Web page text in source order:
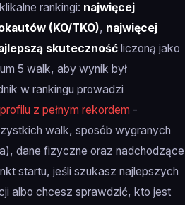
rankingi: najwięcej
(KO/TKO), najwięcej
skuteczność liczoną jako
5 walk, aby wynik był
w rankingu prowadzi
profilu z pełnym rekordem -
walk, sposób wygranych
dane fizyczne oraz nadchodzące
startu, jeśli szukasz najlepszych
albo chcesz sprawdzić, kto jest